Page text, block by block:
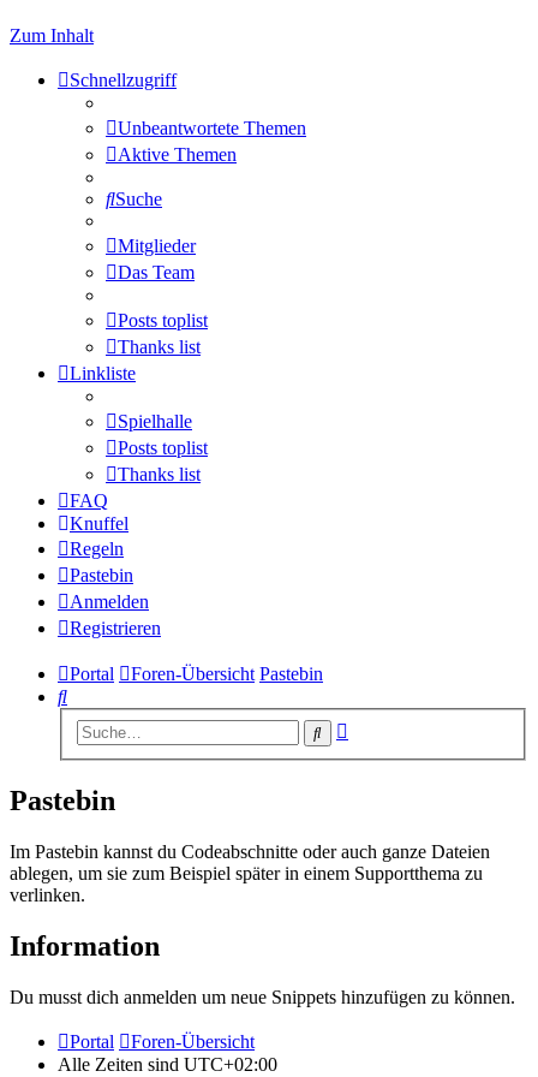
Zum Inhalt
Schnellzugriff
Unbeantwortete Themen
Aktive Themen
Suche
Mitglieder
Das Team
Posts toplist
Thanks list
Linkliste
Spielhalle
Posts toplist
Thanks list
FAQ
Knuffel
Regeln
Pastebin
Anmelden
Registrieren
Portal Foren-Übersicht Pastebin
Suche
Suche
Pastebin
Im Pastebin kannst du Codeabschnitte oder auch ganze Dateien
ablegen, um sie zum Beispiel später in einem Supportthema zu
verlinken.
Information
Du musst dich anmelden um neue Snippets hinzufügen zu können.
Portal
Foren-Übersicht
Alle Zeiten sind UTC+02:00